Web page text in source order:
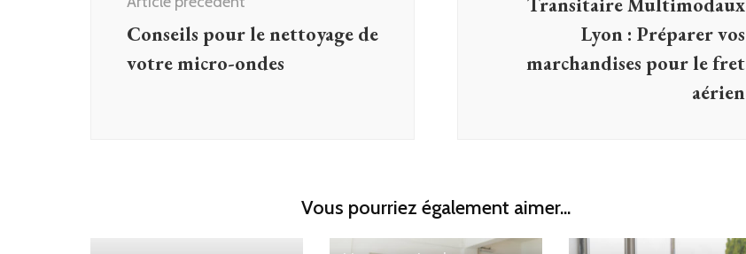
Conseils pour le nettoyage de
votre micro-ondes
Lyon : Préparer vos
marchandises pour le fret
aérien
Vous pourriez également aimer...